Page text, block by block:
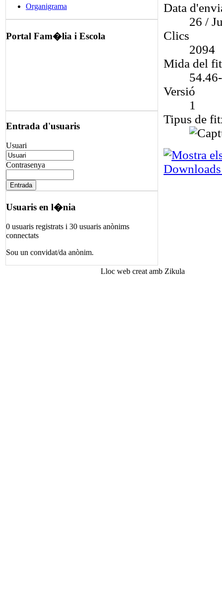
Organigrama
Portal Fam�lia i Escola
Entrada d'usuaris
Usuari
Contrasenya
Usuaris en l�nia
0 usuaris registrats i 30 usuaris anònims
connectats
Sou un convidat/da anònim.
Data
26 /
Clics
2094
Mida del
Versió
1
Tipus de
Lloc web creat amb Zikula